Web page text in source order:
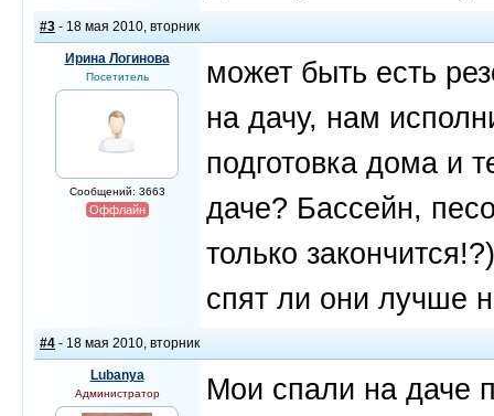
#3 - 18 мая 2010, вторник
Ирина Логинова
Посетитель
Сообщений: 3663
Оффлайн
может быть есть
на дачу, нам
подготовка дома и
даче? Бассейн,
только
спят ли они лучше
#4 - 18 мая 2010, вторник
Lubanya
Администратор
Мои спали на даче